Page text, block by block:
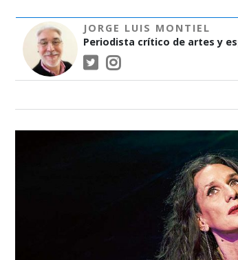
JORGE LUIS MONTIEL
Periodista crítico de artes y